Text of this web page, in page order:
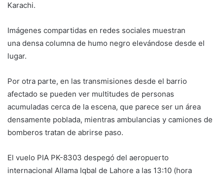
Karachi.
Imágenes compartidas en redes sociales muestran
una densa columna de humo negro elevándose desde el
lugar.
Por otra parte, en las transmisiones desde el barrio
afectado se pueden ver multitudes de personas
acumuladas cerca de la escena, que parece ser un área
densamente poblada, mientras ambulancias y camiones de
bomberos tratan de abrirse paso.
El vuelo PIA PK-8303 despegó del aeropuerto
internacional Allama Iqbal de Lahore a las 13:10 (hora